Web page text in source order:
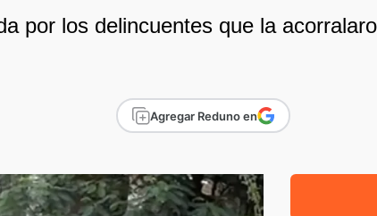
por los delincuentes que la
Agregar Reduno en